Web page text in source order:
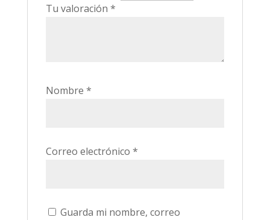
Tu valoración *
Nombre *
Correo electrónico *
Guarda mi nombre, correo